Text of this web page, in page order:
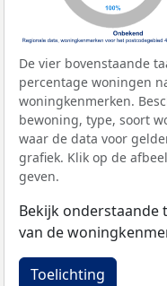
De vier bovenstaande
percentage woningen
woningkenmerken.
bewoning, type, soort
waar de data voor
grafiek. Klik op de
geven.
Bekijk
van de
Toelichting